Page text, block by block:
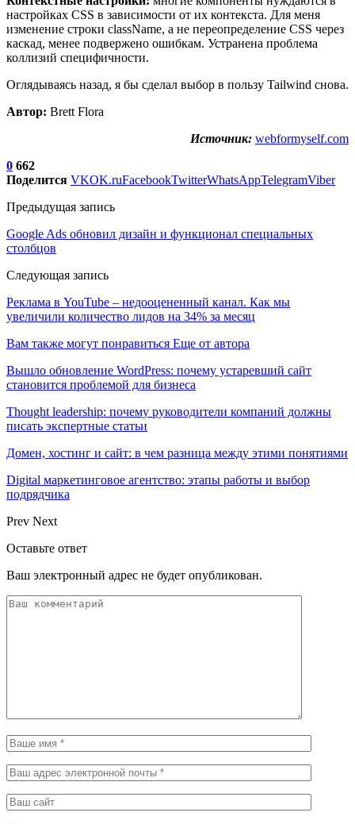
настройках CSS в зависимости от их контекста. Для меня
изменение строки className, а не переопределение CSS через
каскад, менее подвержено ошибкам. Устранена проблема
коллизий специфичности.
Оглядываясь назад, я бы сделал выбор в пользу Tailwind снова.
Автор: Brett Flora
Источник: webformyself.com
0 662
Поделится VKOK.ruFacebookTwitterWhatsAppTelegramViber
Предыдущая запись
Google Ads обновил дизайн и функционал специальных
столбцов
Следующая запись
Реклама в YouTube – недооцененный канал. Как мы
увеличили количество лидов на 34% за месяц
Вам также могут понравиться Еще от автора
Вышло обновление WordPress: почему устаревший сайт
становится проблемой для бизнеса
Thought leadership: почему руководители компаний должны
писать экспертные статьи
Домен, хостинг и сайт: в чем разница между этими понятиями
Digital маркетинговое агентство: этапы работы и выбор
подрядчика
Prev Next
Оставьте ответ
Ваш электронный адрес не будет опубликован.